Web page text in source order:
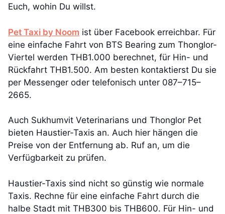
Euch, wohin Du willst.
Pet Taxi by Noom ist über Facebook erreichbar. Für
eine einfache Fahrt von BTS Bearing zum Thonglor-
Viertel werden THB1.000 berechnet, für Hin- und
Rückfahrt THB1.500. Am besten kontaktierst Du sie
per Messenger oder telefonisch unter 087–715–
2665.
Auch Sukhumvit Veterinarians und Thonglor Pet
bieten Haustier-Taxis an. Auch hier hängen die
Preise von der Entfernung ab. Ruf an, um die
Verfügbarkeit zu prüfen.
Haustier-Taxis sind nicht so günstig wie normale
Taxis. Rechne für eine einfache Fahrt durch die
halbe Stadt mit THB300 bis THB600. Für Hin- und